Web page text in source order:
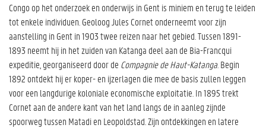
Congo op het onderzoek en onderwijs in Gent is miniem en terug te leiden
tot enkele individuen. Geoloog Jules Cornet onderneemt voor zijn
aanstelling in Gent in 1903 twee reizen naar het gebied. Tussen 1891-
1893 neemt hij in het zuiden van Katanga deel aan de Bia-Francqui
expeditie, georganiseerd door de Compagnie de Haut-Katanga. Begin
1892 ontdekt hij er koper- en ijzerlagen die mee de basis zullen leggen
voor een langdurige koloniale economische exploitatie. In 1895 trekt
Cornet aan de andere kant van het land langs de in aanleg zijnde
spoorweg tussen Matadi en Leopoldstad. Zijn ontdekkingen en latere